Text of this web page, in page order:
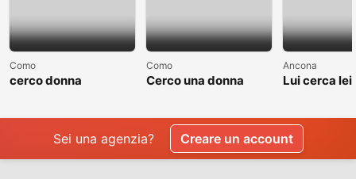
Como
cerco donna
Como
Cerco una donna
Ancona
Lui cerca lei
Sei una agenzia? Creare un account